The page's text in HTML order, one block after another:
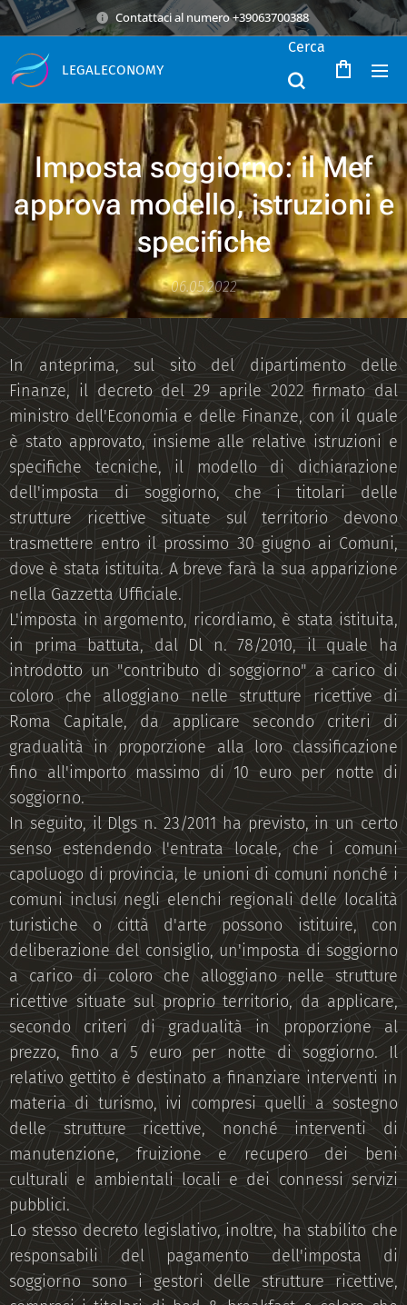
Contattaci al numero +39063700388
LEGALECONOMY
Cerca
Imposta soggiorno: il Mef
approva modello, istruzioni e
specifiche
06.05.2022
In anteprima, sul sito del dipartimento delle
Finanze, il decreto del 29 aprile 2022 firmato dal
ministro dell'Economia e delle Finanze, con il quale
è stato approvato, insieme alle relative istruzioni e
specifiche tecniche, il modello di dichiarazione
dell'imposta di soggiorno, che i titolari delle
strutture ricettive situate sul territorio devono
trasmettere entro il prossimo 30 giugno ai Comuni,
dove è stata istituita. A breve farà la sua apparizione
nella Gazzetta Ufficiale.
L'imposta in argomento, ricordiamo, è stata istituita,
in prima battuta, dal Dl n. 78/2010, il quale ha
introdotto un "contributo di soggiorno" a carico di
coloro che alloggiano nelle strutture ricettive di
Roma Capitale, da applicare secondo criteri di
gradualità in proporzione alla loro classificazione
fino all'importo massimo di 10 euro per notte di
soggiorno.
In seguito, il Dlgs n. 23/2011 ha previsto, in un certo
senso estendendo l'entrata locale, che i comuni
capoluogo di provincia, le unioni di comuni nonché i
comuni inclusi negli elenchi regionali delle località
turistiche o città d'arte possono istituire, con
deliberazione del consiglio, un'imposta di soggiorno
a carico di coloro che alloggiano nelle strutture
ricettive situate sul proprio territorio, da applicare,
secondo criteri di gradualità in proporzione al
prezzo, fino a 5 euro per notte di soggiorno. Il
relativo gettito è destinato a finanziare interventi in
materia di turismo, ivi compresi quelli a sostegno
delle strutture ricettive, nonché interventi di
manutenzione, fruizione e recupero dei beni
culturali e ambientali locali e dei connessi servizi
pubblici.
Lo stesso decreto legislativo, inoltre, ha stabilito che
responsabili del pagamento dell'imposta di
soggiorno sono i gestori delle strutture ricettive,